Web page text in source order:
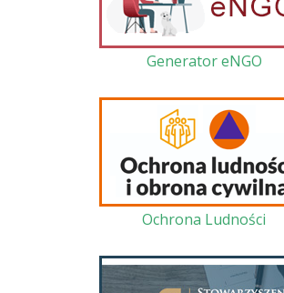
Generator eNGO
Ochrona Ludności